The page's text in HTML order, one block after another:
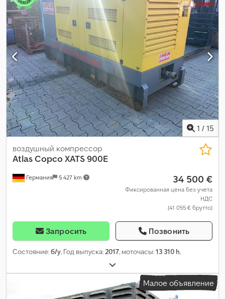
1 / 15
Германия 5 427 km
воздушный компрессор
Atlas CopcoXATS 900E
34 500 €
Фиксированная цена без учета
НДС
(41 055 € брутто)
Запросить Позвонить
Состояние:б/у, Год выпуска: 2017, моточасы:13 310 h,
Малое объявление